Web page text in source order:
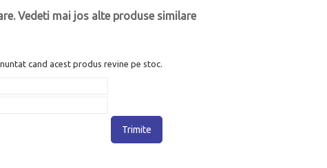
Vedeti mai jos alte produse similare
cand acest produs revine pe stoc.
Trimite